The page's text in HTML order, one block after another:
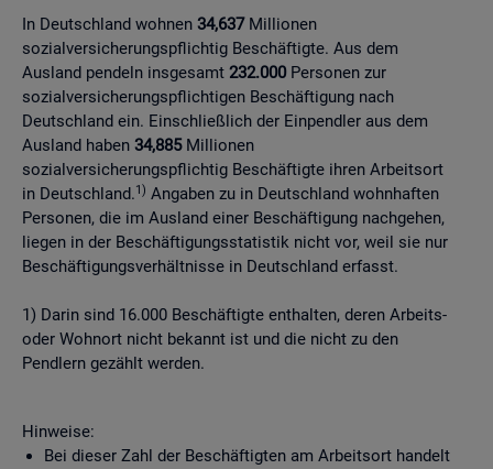
In Deutschland wohnen 34,637Millionen
sozialversicherungspflichtig Beschäftigte. Aus dem
Ausland pendeln insgesamt 232.000Personen zur
sozialversicherungspflichtigen Beschäftigung nach
Deutschland ein. Einschließlich der Einpendler aus dem
Ausland haben 34,885Millionen
sozialversicherungspflichtig Beschäftigte ihren Arbeitsort
in Deutschland.1) Angaben zu in Deutschland wohnhaften
Personen, die im Ausland einer Beschäftigung nachgehen,
liegen in der Beschäftigungsstatistik nicht vor, weil sie nur
Beschäftigungsverhältnisse in Deutschland erfasst.
1) Darin sind 16.000 Beschäftigte enthalten, deren Arbeits-
oder Wohnort nicht bekannt ist und die nicht zu den
Pendlern gezählt werden.
Hinweise:
Bei dieser Zahl der Beschäftigten am Arbeitsort handelt